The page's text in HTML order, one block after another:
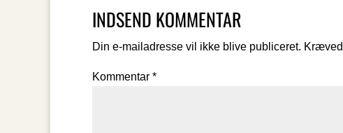
INDSEND KOMMENTAR
Din e-mailadresse vil ikke blive publiceret.
Kommentar *